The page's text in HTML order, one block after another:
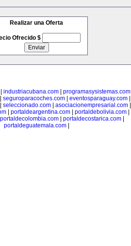
Realizar una Oferta
Ofrecido $
industriacubana.com| programasysistemas.com|
seguroparacoches.com| eventosparaguay.com|
seleccionado.com asociacionempresarial.com
portaldeargentina.com portaldebolivia.com
portaldecolombia.com portaldecostarica.com
portaldeguatemala.com|